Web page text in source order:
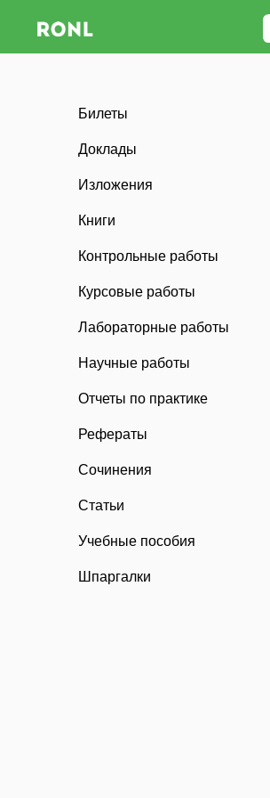
Билеты
Доклады
Изложения
Книги
Контрольные работы
Курсовые работы
Лабораторные работы
Научные работы
Отчеты по практике
Рефераты
Сочинения
Статьи
Учебные пособия
Шпаргалки